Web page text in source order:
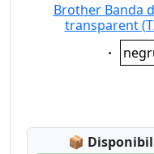
Brother Banda
transparent
📦